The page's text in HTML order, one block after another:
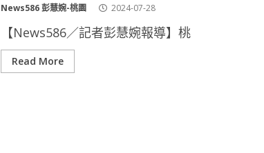
News586 彭慧婉-桃園 2024-07-28
【News586／記者彭慧婉報導】桃
Read More